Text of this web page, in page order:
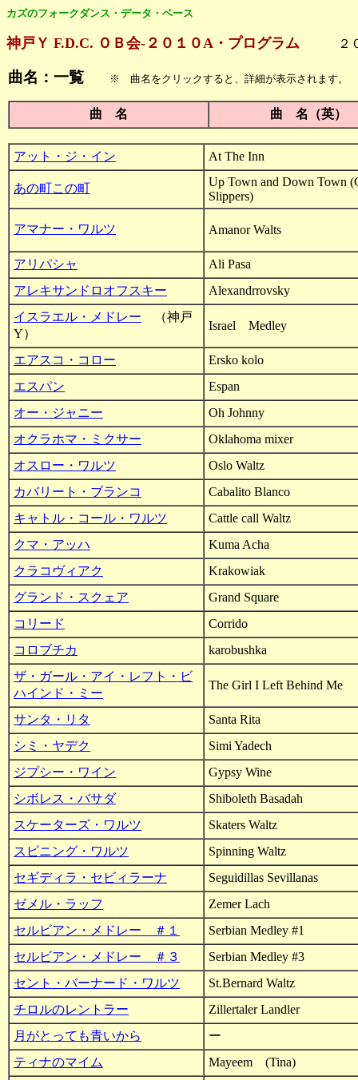
カズのフォークダンス・データ・ベース
神戸Ｙ F.D.C. ＯＢ会-２０１０A・プログラム ２０１
曲名：一覧 ※ 曲名をクリックすると、詳細が表示されます。
曲 名 曲 名（英）
アット・ジ・イン At The Inn
あの町この町
Up Town and Down Town
Slippers)
アマナー・ワルツ Amanor Walts
アリパシャ
Ali Pasa
アレキサンドロオフスキー
Alexandrrovsky
イスラエル・メドレー （神戸
Y）
Israel Medley
エアスコ・コロー
Ersko kolo
エスパン
Espan
オー・ジャニー
Oh Johnny
オクラホマ・ミクサー
Oklahoma mixer
オスロー・ワルツ
Oslo Waltz
カバリート・ブランコ
Cabalito Blanco
キャトル・コール・ワルツ
Cattle call Waltz
クマ・アッハ
Kuma Acha
クラコヴィアク
Krakowiak
グランド・スクェア
Grand Square
コリード
Corrido
コロブチカ
karobushka
ザ・ガール・アイ・レフト・ビ
ハインド・ミー
The Girl I Left Behind Me
サンタ・リタ
Santa Rita
シミ・ヤデク
Simi Yadech
ジプシー・ワイン
Gypsy Wine
シボレス・バサダ
Shiboleth Basadah
スケーターズ・ワルツ
Skaters Waltz
スピニング・ワルツ
Spinning Waltz
セギディラ・セビィラーナ
Seguidillas Sevillanas
ゼメル・ラッフ
Zemer Lach
セルビアン・メドレー ＃１
Serbian Medley #1
セルビアン・メドレー ＃３
Serbian Medley #3
セント・バーナード・ワルツ
St.Bernard Waltz
チロルのレントラー
Zillertaler Landler
月がとっても青いから
ー
ティナのマイム
Mayeem (Tina)